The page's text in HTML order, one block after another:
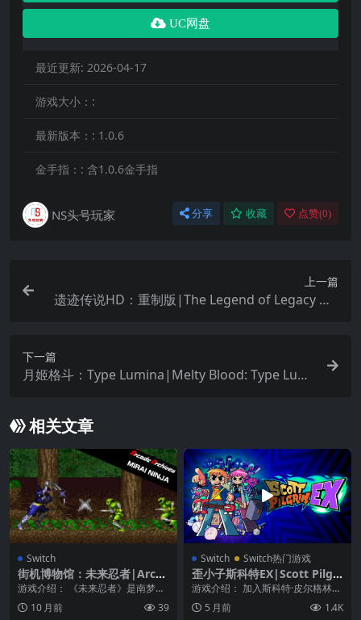
UC网盘
最近更新: 2026-04-17
游戏大小：:
最新版本：: 1.0.6
金手指：: 含1.0.6金手指
NS头号玩家 分享 收藏 点赞(0)
上一篇
遗迹传说HD：重制版|The Legend of Legacy HD
下一篇
月姬格斗：Type Lumina|Melty Blood: Type Lumi
相关文章
Switch
街机博物馆：未来忍者|Arcad
e Archives: Mirai Ninja
游戏介绍： 《未来忍者》是南梦宫
于 1988 年推出的动作游戏。控制
机械忍者「不...
10 月前 39
Switch Switch热门游戏
歪小子斯科特EX|Scott Pilgri
m EX中文
游戏介绍： 加入斯科特·皮尔格林和
拉莫娜·弗劳尔斯，展开一场穿越时
间、空间与多伦...
5 月前 1.4K